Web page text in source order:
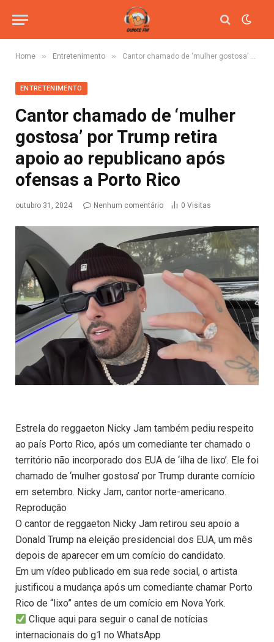
Home » Entretenimento » Cantor chamado de ‘mulher gostosa’ por Trump retira apoio ao republicano após ofensas a Porto Rico
ENTRETENIMENTO
Cantor chamado de ‘mulher
gostosa’ por Trump retira
apoio ao republicano após
ofensas a Porto Rico
outubro 31, 2024 Nenhum comentário 0 Visitas
Estrela do reggaeton Nicky Jam também pediu respeito
ao país Porto Rico, após um comediante ter chamado o
território não incorporado dos EUA de ‘ilha de lixo’. Ele foi
chamado de ‘mulher gostosa’ por Trump durante comício
em setembro. Nicky Jam, cantor norte-americano.
Reprodução
O cantor de reggaeton Nicky Jam retirou seu apoio a
Donald Trump na eleição presidencial dos EUA, um mês
depois de aparecer em um comício do candidato.
Em um vídeo publicado em sua rede social, o artista
justificou a mudança após um comediante chamar Porto
Rico de “lixo” antes de um comício em Nova York.
Clique aqui para seguir o canal de notícias
internacionais do g1 no WhatsApp